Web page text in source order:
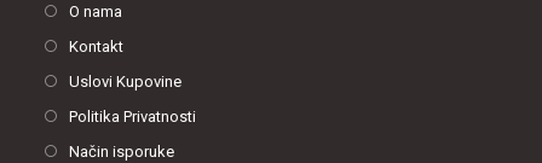
O nama
Kontakt
Uslovi Kupovine
Politika Privatnosti
Način isporuke